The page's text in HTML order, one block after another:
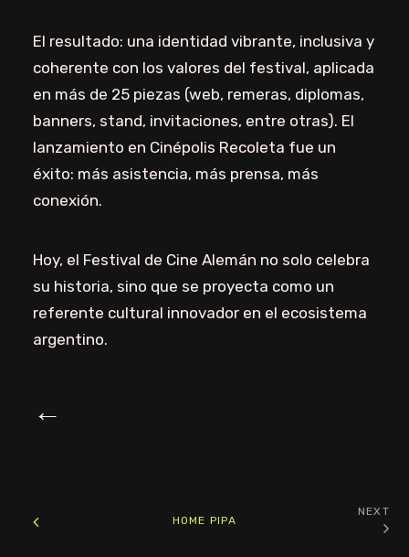
El resultado: una identidad vibrante, inclusiva y
coherente con los valores del festival, aplicada
en más de 25 piezas (web, remeras, diplomas,
banners, stand, invitaciones, entre otras). El
lanzamiento en Cinépolis Recoleta fue un
éxito: más asistencia, más prensa, más
conexión.
Hoy, el Festival de Cine Alemán no solo celebra
su historia, sino que se proyecta como un
referente cultural innovador en el ecosistema
argentino.
←
HOME PIPA
NEXT